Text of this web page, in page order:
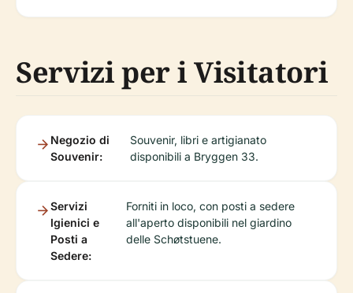
Servizi per i Visitatori
Negozio di
Souvenir:
Souvenir, libri e artigianato
disponibili a Bryggen 33.
Servizi
Igienici e
Posti a
Sedere:
Forniti in loco, con posti a sedere
all'aperto disponibili nel giardino
delle Schøtstuene.